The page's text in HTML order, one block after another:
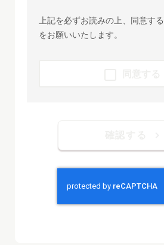
「住所変更届」については、
よびクレジットカード「I be
上記を必ずお読みの上、同意す
をお願いいたします。